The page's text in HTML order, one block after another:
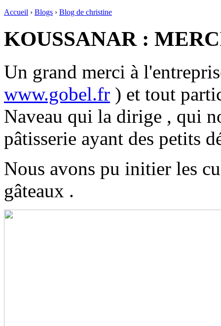
Accueil › Blogs › Blog de christine
KOUSSANAR :
Un grand merci à
www.gobel.fr ) et tout
Naveau qui la dirige , qui
pâtisserie ayant des petits
Nous avons pu initier les
gâteaux .